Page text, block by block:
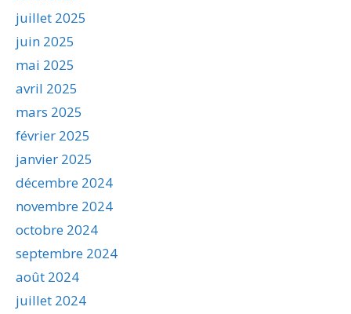
juillet 2025
juin 2025
mai 2025
avril 2025
mars 2025
février 2025
janvier 2025
décembre 2024
novembre 2024
octobre 2024
septembre 2024
août 2024
juillet 2024